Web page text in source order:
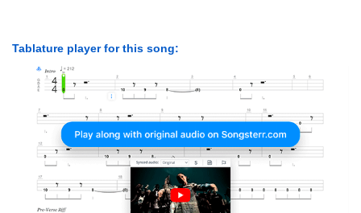
Tablature player for this song: